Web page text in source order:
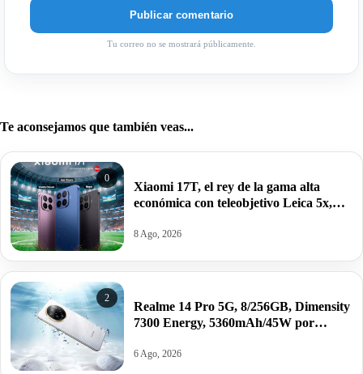
Tu correo no se mostrará públicamente.
Te aconsejamos que también veas...
0
Xiaomi 17T, el rey de la gama alta
económica con teleobjetivo Leica 5x,
Dimensity 8500-Ultra por 649,99€.
8 Ago, 2026
2
Realme 14 Pro 5G, 8/256GB, Dimensity
7300 Energy, 5360mAh/45W por
6 Ago, 2026